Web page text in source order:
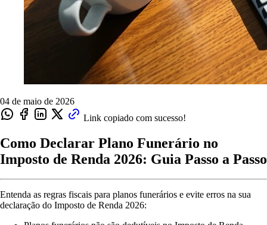
04 de maio de 2026
Link copiado com sucesso!
Como Declarar Plano Funerário no
Imposto de Renda 2026: Guia Passo a Passo
Entenda as regras fiscais para planos funerários e evite erros na sua
declaração do Imposto de Renda 2026: